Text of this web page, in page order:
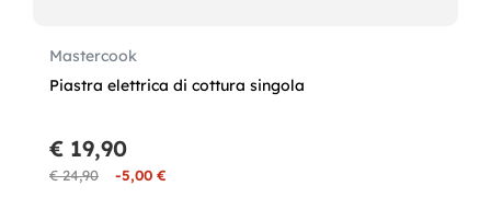
Mastercook
Piastra elettrica di cottura singola
€ 24,90 -5,00 €
€ 19,90